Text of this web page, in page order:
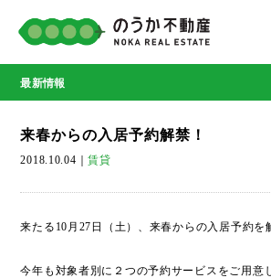
最新情報
来春からの入居予約解禁！
2018.10.04 ｜賃貸
来たる10月27日（土）、来春からの入居予約を
今年も対象者別に２つの予約サービスをご用意